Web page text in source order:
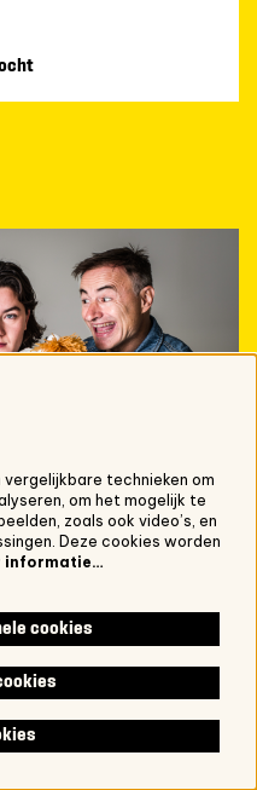
en Dimitri Leue
vergelijkbare technieken om
om het mogelijk te
zoals ook video’s, en
Deze cookies worden
informatie…
cookies